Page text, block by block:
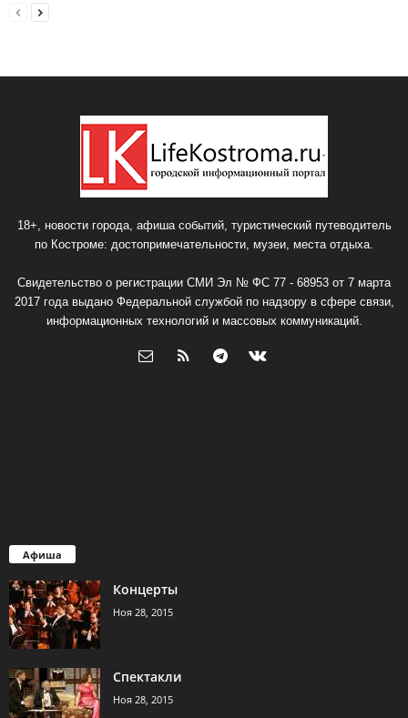
18+, новости города, афиша событий, туристический путеводитель
по Костроме: достопримечательности, музеи, места отдыха.
Свидетельство о регистрации СМИ Эл № ФС 77 - 68953 от 7 марта
2017 года выдано Федеральной службой по надзору в сфере связи,
информационных технологий и массовых коммуникаций.
Афиша
Концерты
Ноя 28, 2015
Спектакли
Ноя 28, 2015